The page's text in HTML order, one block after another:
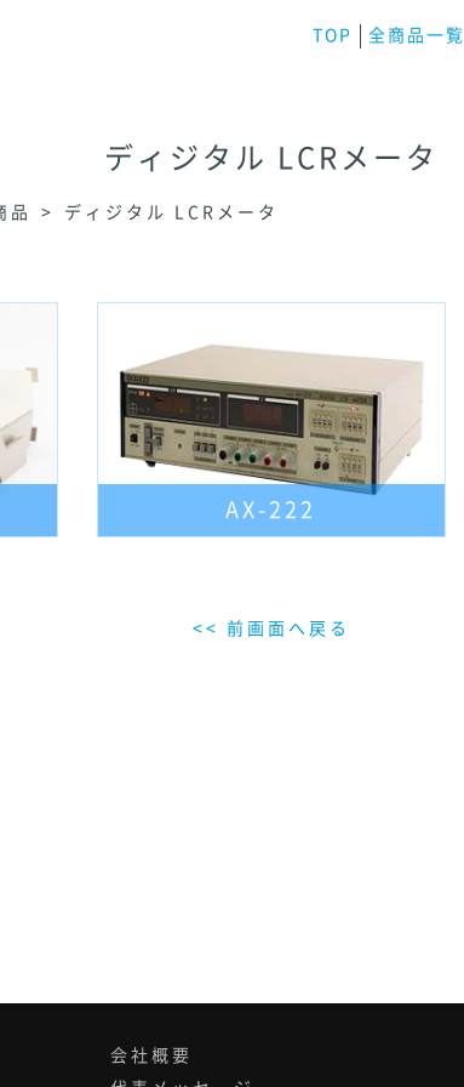
TOP 全商品一覧
ディジタル LCRメータ
品 ディジタル LCRメータ
AX-222
<< 前画面へ戻る
会社概要